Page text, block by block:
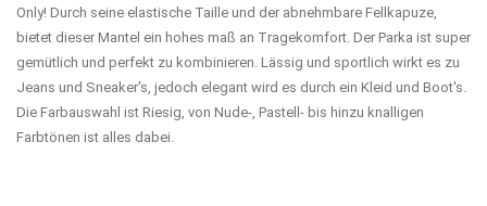
Only! Durch seine elastische Taille und der abnehmbare Fellkapuze,
bietet dieser Mantel ein hohes maß an Tragekomfort. Der Parka ist super
gemütlich und perfekt zu kombinieren. Lässig und sportlich wirkt es zu
Jeans und Sneaker's, jedoch elegant wird es durch ein Kleid und Boot's.
Die Farbauswahl ist Riesig, von Nude-, Pastell- bis hinzu knalligen
Farbtönen ist alles dabei.